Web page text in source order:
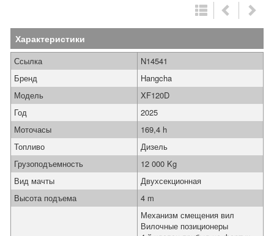
Характеристики
Ссылка
N14541
Бренд
Hangcha
Модель
XF120D
Год
2025
Моточасы
169,4 h
Топливо
Дизель
Грузоподъемность
12 000 Kg
Вид мачты
Двухсекционная
Высота подъема
4 m
Механизм смещения вил
Вилочные позиционеры